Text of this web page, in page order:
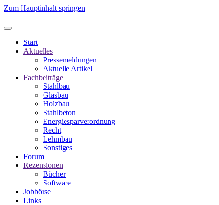
Zum Hauptinhalt springen
Start
Aktuelles
Pressemeldungen
Aktuelle Artikel
Fachbeiträge
Stahlbau
Glasbau
Holzbau
Stahlbeton
Energiesparverordnung
Recht
Lehmbau
Sonstiges
Forum
Rezensionen
Bücher
Software
Jobbörse
Links